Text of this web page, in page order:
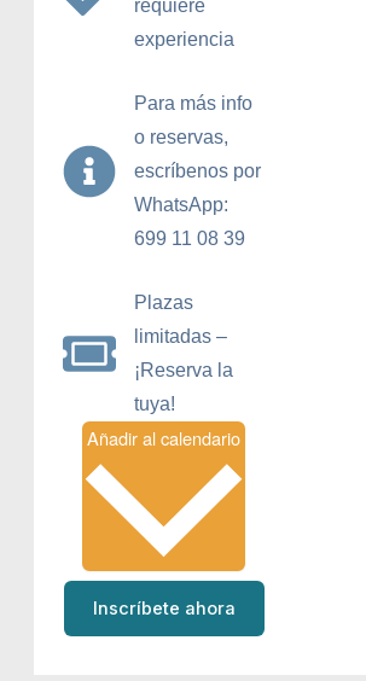
requiere
experiencia
Para más info
o reservas,
escríbenos por
WhatsApp:
699 11 08 39
Plazas
limitadas –
¡Reserva la
tuya!
Inscríbete ahora